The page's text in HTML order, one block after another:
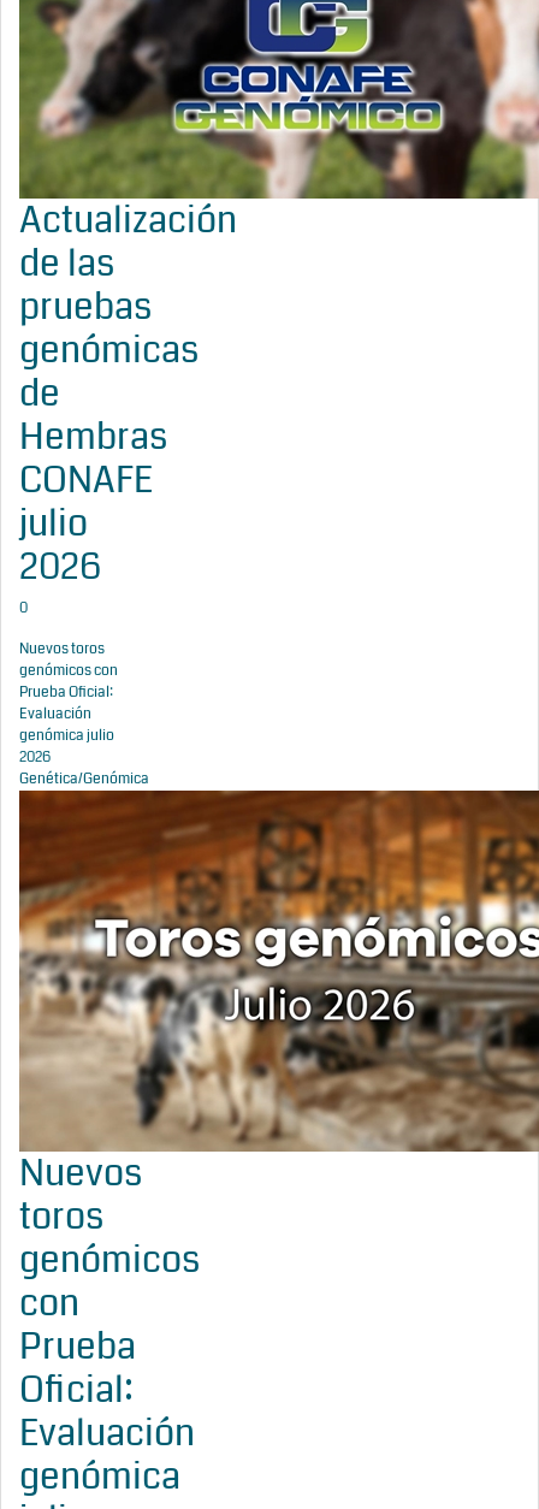
Actualización
de las
pruebas
genómicas
de
Hembras
CONAFE
julio
2026
0
Nuevos toros
genómicos con
Prueba Oficial:
Evaluación
genómica julio
2026
Genética/Genómica
Nuevos
toros
genómicos
con
Prueba
Oficial:
Evaluación
genómica